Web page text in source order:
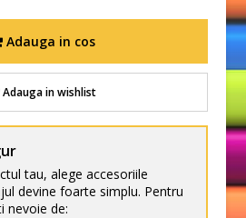
Adauga in cos
Adauga in wishlist
tau, alege accesoriile
devine foarte simplu. Pentru
nevoie de: